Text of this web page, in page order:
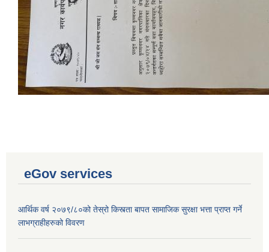
eGov services
आर्थिक वर्ष २०७९/८०को तेस्रो किस्त्ता बापत सामाजिक सुरक्षा भत्ता प्राप्त गर्ने
लाभग्राहीहरुको विवरण